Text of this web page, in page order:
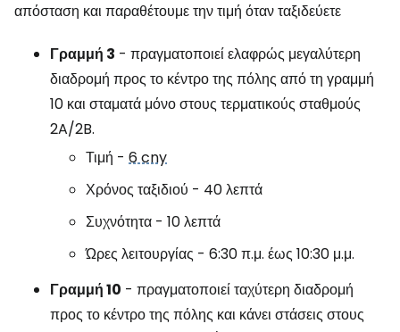
απόσταση και παραθέτουμε την τιμή όταν ταξιδεύετε
Γραμμή 3 - πραγματοποιεί ελαφρώς μεγαλύτερη
διαδρομή προς το κέντρο της πόλης από τη γραμμή
10 και σταματά μόνο στους τερματικούς σταθμούς
2A/2B.
Τιμή - 6 cny
Χρόνος ταξιδιού - 40 λεπτά
Συχνότητα - 10 λεπτά
Ώρες λειτουργίας - 6:30 π.μ. έως 10:30 μ.μ.
Γραμμή 10 - πραγματοποιεί ταχύτερη διαδρομή
προς το κέντρο της πόλης και κάνει στάσεις στους